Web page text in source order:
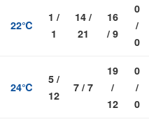
22℃
1 /
1
14 /
21
16
/ 9
0
/
0
24℃
5 /
12
7 / 7
19
/
12
0
/
0